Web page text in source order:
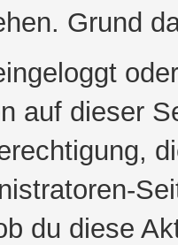
Grund
auf dieser
du diese